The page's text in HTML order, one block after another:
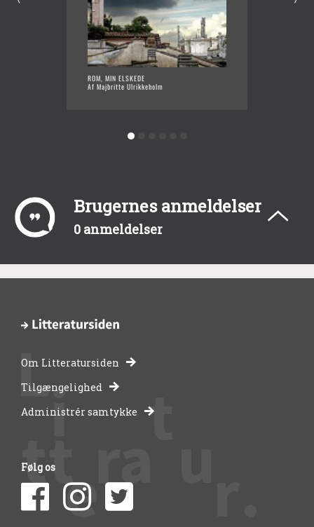
ROM, MIN ELSKEDE
Af Majbritte Ulrikkeholm
Brugernes anmeldelser
0 anmeldelser
-
bibliotekernes
side
om
Om Litteratursiden
Tilgængelighed
Administrér samtykke
Følg os